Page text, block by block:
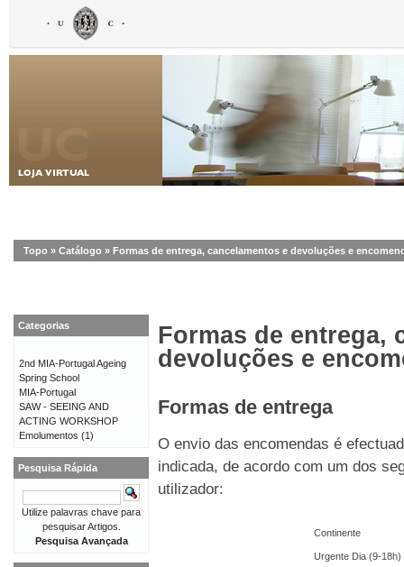
Topo » Catálogo » Formas de entrega, cancelamentos e devoluções e
Formas de entrega,
devoluções e
Formas de entrega
O envio das encomendas é
indicada, de acordo com um dos
utilizador:
Continente
Urgente Dia (9-18h)
Categorias
2nd MIA-Portugal Ageing
Spring School
MIA-Portugal
SAW - SEEING AND
ACTING WORKSHOP
Emolumentos (1)
Pesquisa Rápida
Utilize palavras chave para
pesquisar Artigos.
Pesquisa Avançada